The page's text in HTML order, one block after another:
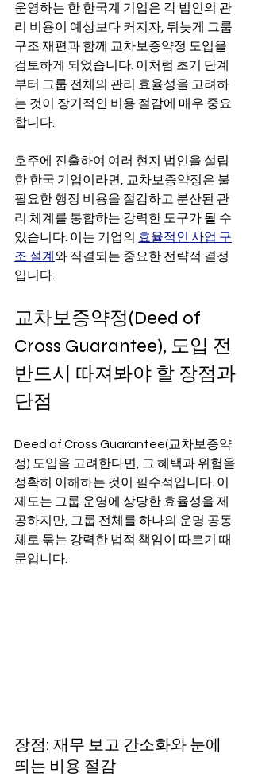
운영하는 한 한국계 기업은 각 법인의 관
리 비용이 예상보다 커지자, 뒤늦게 그룹
구조 재편과 함께 교차보증약정 도입을
검토하게 되었습니다. 이처럼 초기 단계
부터 그룹 전체의 관리 효율성을 고려하
는 것이 장기적인 비용 절감에 매우 중요
합니다.
호주에 진출하여 여러 현지 법인을 설립
한 한국 기업이라면, 교차보증약정은 불
필요한 행정 비용을 절감하고 분산된 관
리 체계를 통합하는 강력한 도구가 될 수
있습니다. 이는 기업의 효율적인 사업 구
조 설계 와 직결되는 중요한 전략적 결정
입니다.
교차보증약정(Deed of
Cross Guarantee), 도입 전
반드시 따져봐야 할 장점과
단점
Deed of Cross Guarantee(교차보증약
정) 도입을 고려한다면, 그 혜택과 위험을
정확히 이해하는 것이 필수적입니다. 이
제도는 그룹 운영에 상당한 효율성을 제
공하지만, 그룹 전체를 하나의 운명 공동
체로 묶는 강력한 법적 책임이 따르기 때
문입니다.
장점: 재무 보고 간소화와 눈에
띄는 비용 절감